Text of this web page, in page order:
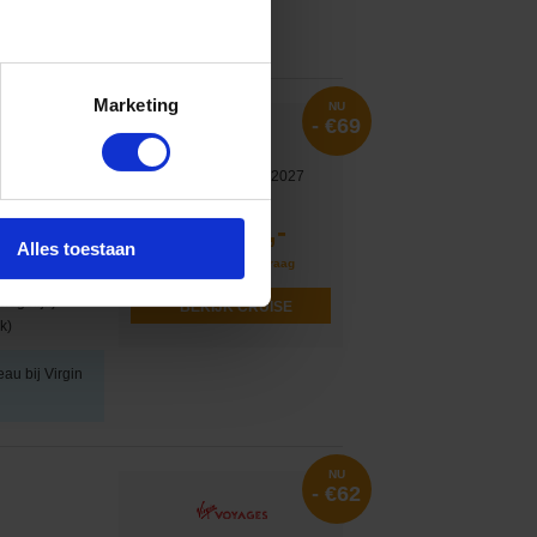
Marketing
Alles toestaan
Ensenada,
bij Virgin
NU
- €69
Vertrek op 30-10-2027
607,-
Vluchten op aanvraag
BEKIJK CRUISE
NU
- €62